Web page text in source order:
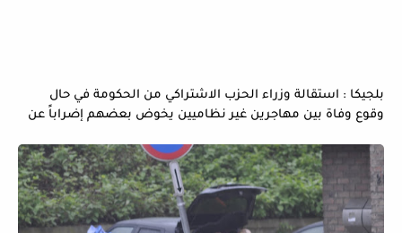
بلجيكا : استقالة وزراء الحزب الاشتراكي من الحكومة في حال
وقوع وفاة بين مهاجرين غير نظاميين يخوض بعضهم إضراباً عن